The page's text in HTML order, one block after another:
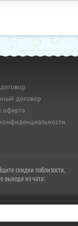
договор
оферта
скидки поблизости,
выходя из чата: